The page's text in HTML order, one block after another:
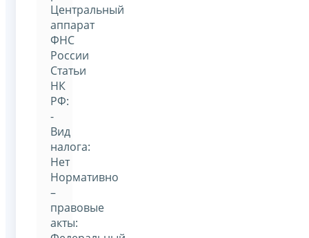
Центральный
аппарат
ФНС
России
Статьи
НК
РФ:
-
Вид
налога:
Нет
Нормативно
–
правовые
акты: